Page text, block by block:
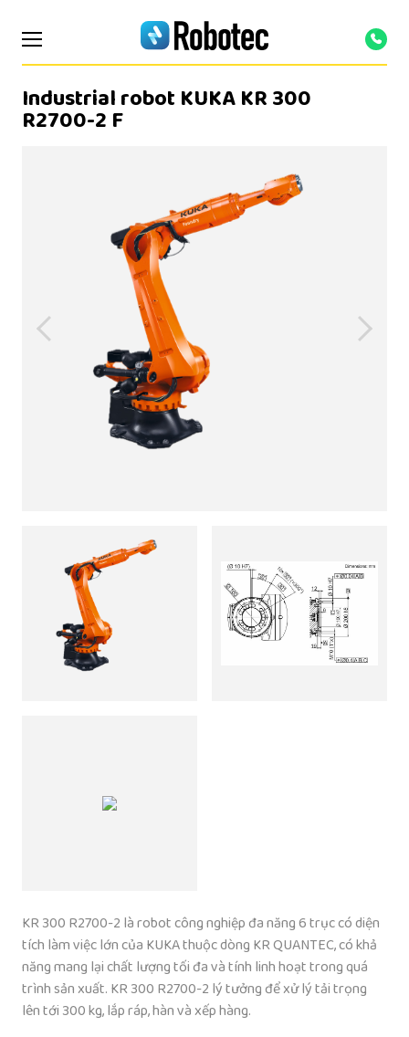
Industrial robot KUKA KR 300
R2700-2 F
KR 300 R2700-2 là robot công nghiệp đa năng 6 trục có diện
tích làm việc lớn của KUKA thuộc dòng KR QUANTEC, có khả
năng mang lại chất lượng tối đa và tính linh hoạt trong quá
trình sản xuất. KR 300 R2700-2 lý tưởng để xử lý tải trọng
lên tới 300 kg, lắp ráp, hàn và xếp hàng.